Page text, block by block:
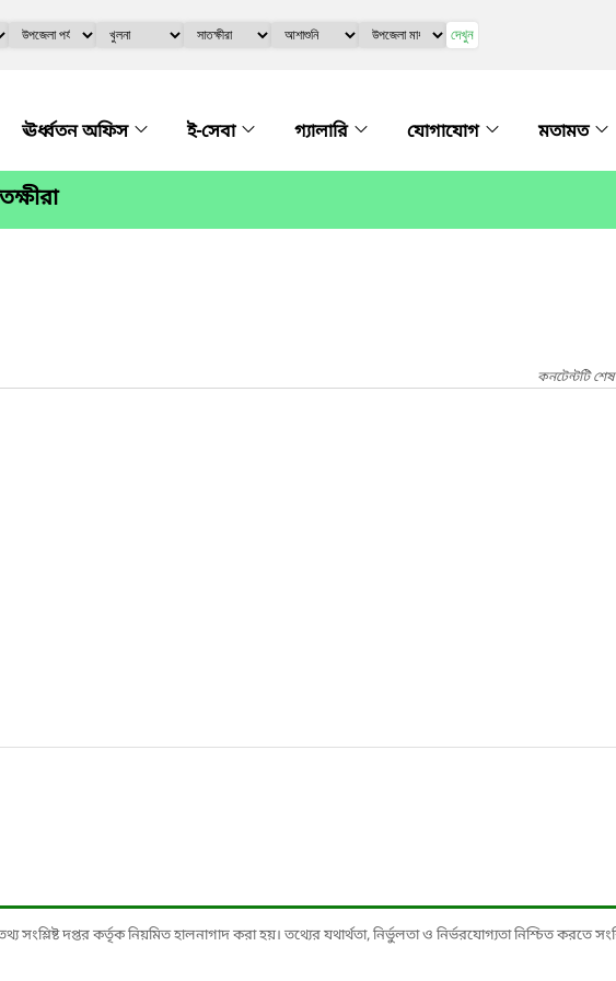
দেখুন
ঊর্ধ্বতন অফিস ই-সেবা গ্যালারি যোগাযোগ মতামত
কনটেন্টটি
দপ্তর কর্তৃক নিয়মিত হালনাগাদ করা হয়। তথ্যের যথার্থতা, নির্ভুলতা ও নির্ভরযোগ্যতা নিশ্চিত করতে